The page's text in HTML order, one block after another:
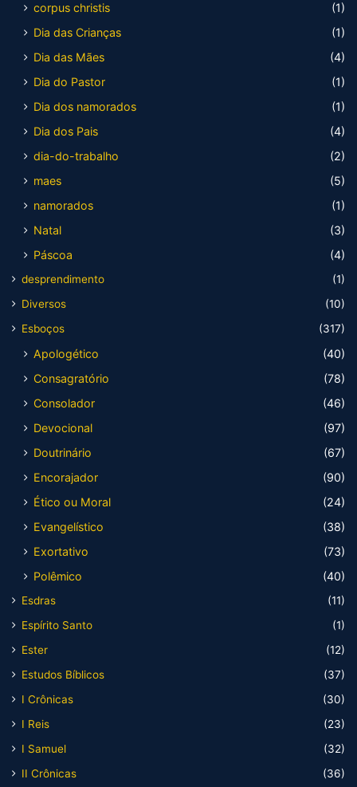
corpus christis
(1)
Dia das Crianças
(1)
Dia das Mães
(4)
Dia do Pastor
(1)
Dia dos namorados
(1)
Dia dos Pais
(4)
dia-do-trabalho
(2)
maes
(5)
namorados
(1)
Natal
(3)
Páscoa
(4)
desprendimento
(1)
Diversos
(10)
Esboços
(317)
Apologético
(40)
Consagratório
(78)
Consolador
(46)
Devocional
(97)
Doutrinário
(67)
Encorajador
(90)
Ético ou Moral
(24)
Evangelístico
(38)
Exortativo
(73)
Polêmico
(40)
Esdras
(11)
Espírito Santo
(1)
Ester
(12)
Estudos Bíblicos
(37)
I Crônicas
(30)
I Reis
(23)
I Samuel
(32)
II Crônicas
(36)